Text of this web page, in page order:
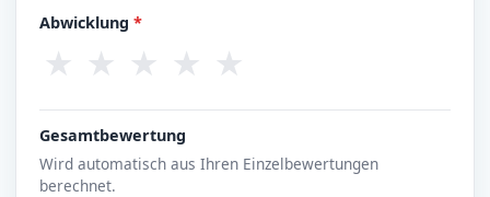
Abwicklung*
★ ★ ★ ★ ★
Gesamtbewertung
Wird automatisch aus Ihren Einzelbewertungen
berechnet.